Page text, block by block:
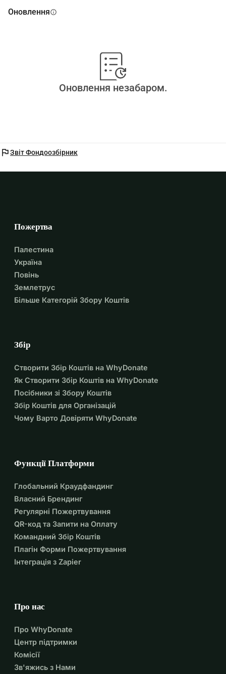
Оновленняinfo
Оновлення незабаром.
flagЗвіт Фондоозбірник
Пожертва
Палестина
Україна
Повінь
Землетрус
Більше Категорій Збору Коштів
Збір
Створити Збір Коштів на WhyDonate
Як Створити Збір Коштів на WhyDonate
Посібники зі Збору Коштів
Збір Коштів для Організацій
Чому Варто Довіряти WhyDonate
Функції Платформи
Глобальний Краудфандинг
Власний Брендинг
Регулярні Пожертвування
QR-код та Запити на Оплату
Командний Збір Коштів
Плагін Форми Пожертвування
Інтеграція з Zapier
Про нас
Про WhyDonate
Центр підтримки
Комісії
Зв'яжись з Нами